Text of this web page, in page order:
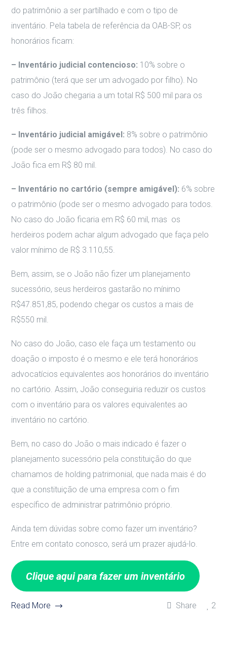
do patrimônio a ser partilhado e com o tipo de
inventário. Pela tabela de referência da OAB-SP, os
honorários ficam:
– Inventário judicial contencioso: 10% sobre o
patrimônio (terá que ser um advogado por filho). No
caso do João chegaria a um total R$ 500 mil para os
três filhos.
– Inventário judicial amigável: 8% sobre o patrimônio
(pode ser o mesmo advogado para todos). No caso do
João fica em R$ 80 mil.
– Inventário no cartório (sempre amigável): 6% sobre
o patrimônio (pode ser o mesmo advogado para todos.
No caso do João ficaria em R$ 60 mil, mas os
herdeiros podem achar algum advogado que faça pelo
valor mínimo de R$ 3.110,55.
Bem, assim, se o João não fizer um planejamento
sucessório, seus herdeiros gastarão no mínimo
R$47.851,85, podendo chegar os custos a mais de
R$550 mil.
No caso do João, caso ele faça um testamento ou
doação o imposto é o mesmo e ele terá honorários
advocatícios equivalentes aos honorários do inventário
no cartório. Assim, João conseguiria reduzir os custos
com o inventário para os valores equivalentes ao
inventário no cartório.
Bem, no caso do João o mais indicado é fazer o
planejamento sucessório pela constituição do que
chamamos de holding patrimonial, que nada mais é do
que a constituição de uma empresa com o fim
específico de administrar patrimônio próprio.
Ainda tem dúvidas sobre como fazer um inventário?
Entre em contato conosco, será um prazer ajudá-lo.
Clique aqui para fazer um inventário
Read More Share 2